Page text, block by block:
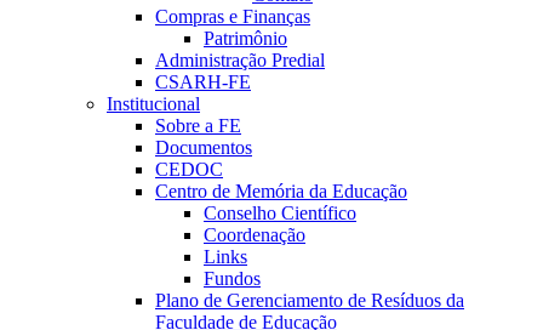
Compras e Finanças
Patrimônio
Administração Predial
CSARH-FE
Institucional
Sobre a FE
Documentos
CEDOC
Centro de Memória da Educação
Conselho Científico
Coordenação
Links
Fundos
Plano de Gerenciamento de Resíduos da
Faculdade de Educação